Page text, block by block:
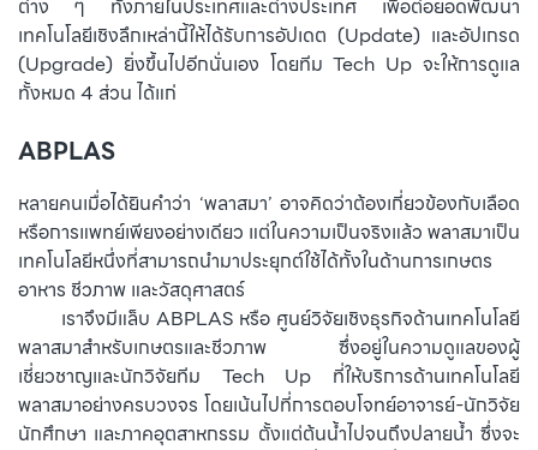
ต่าง ๆ ทั้งภายในประเทศและต่างประเทศ เพื่อต่อยอดพัฒนา
เทคโนโลยีเชิงลึกเหล่านี้ให้ได้รับการอัปเดต (Update) และอัปเกรด
(Upgrade) ยิ่งขึ้นไปอีกนั่นเอง โดยทีม Tech Up จะให้การดูแล
ทั้งหมด 4 ส่วน ได้แก่
ABPLAS
หลายคนเมื่อได้ยินคำว่า ‘พลาสมา’ อาจคิดว่าต้องเกี่ยวข้องกับเลือด
หรือการแพทย์เพียงอย่างเดียว แต่ในความเป็นจริงแล้ว พลาสมาเป็น
เทคโนโลยีหนึ่งที่สามารถนำมาประยุกต์ใช้ได้ทั้งในด้านการเกษตร
อาหาร ชีวภาพ และวัสดุศาสตร์
เราจึงมีแล็บ ABPLAS หรือ ศูนย์วิจัยเชิงธุรกิจด้านเทคโนโลยี
พลาสมาสำหรับเกษตรและชีวภาพ ซึ่งอยู่ในความดูแลของผู้
เชี่ยวชาญและนักวิจัยทีม Tech Up ที่ให้บริการด้านเทคโนโลยี
พลาสมาอย่างครบวงจร โดยเน้นไปที่การตอบโจทย์อาจารย์-นักวิจัย
นักศึกษา และภาคอุตสาหกรรม ตั้งแต่ต้นน้ำไปจนถึงปลายน้ำ ซึ่งจะ